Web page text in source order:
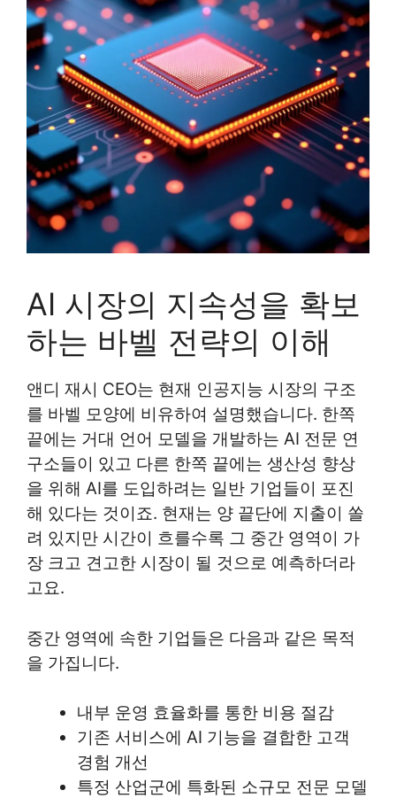
AI 시장의 지속성을 확보
하는 바벨 전략의 이해
앤디 재시 CEO는 현재 인공지능 시장의 구조
를 바벨 모양에 비유하여 설명했습니다. 한쪽
끝에는 거대 언어 모델을 개발하는 AI 전문 연
구소들이 있고 다른 한쪽 끝에는 생산성 향상
을 위해 AI를 도입하려는 일반 기업들이 포진
해 있다는 것이죠. 현재는 양 끝단에 지출이 쏠
려 있지만 시간이 흐를수록 그 중간 영역이 가
장 크고 견고한 시장이 될 것으로 예측하더라
고요.
중간 영역에 속한 기업들은 다음과 같은 목적
을 가집니다.
내부 운영 효율화를 통한 비용 절감
기존 서비스에 AI 기능을 결합한 고객
경험 개선
특정 산업군에 특화된 소규모 전문 모델